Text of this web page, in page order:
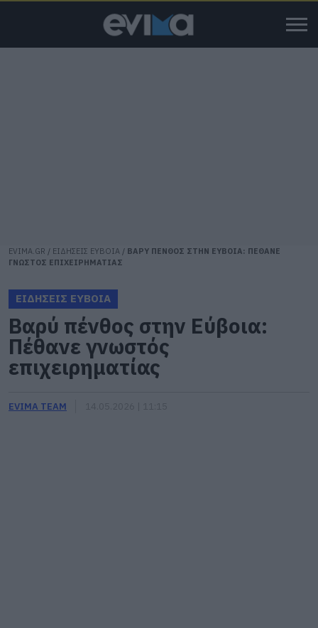
EVIMA.GR / ΕΙΔΗΣΕΙΣ ΕΥΒΟΙΑ / ΒΑΡΥ ΠΕΝΘΟΣ ΣΤΗΝ ΕΥΒΟΙΑ: ΠΕΘΑΝΕ
ΓΝΩΣΤΟΣ ΕΠΙΧΕΙΡΗΜΑΤΙΑΣ
ΕΙΔΗΣΕΙΣ ΕΥΒΟΙΑ
Βαρύ πένθος στην Εύβοια:
Πέθανε γνωστός
επιχειρηματίας
EVIMA TEAM